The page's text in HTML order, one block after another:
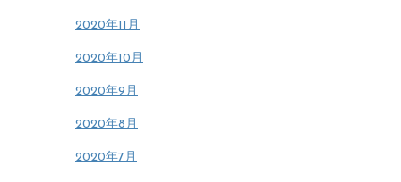
2020年11月
2020年10月
2020年9月
2020年8月
2020年7月